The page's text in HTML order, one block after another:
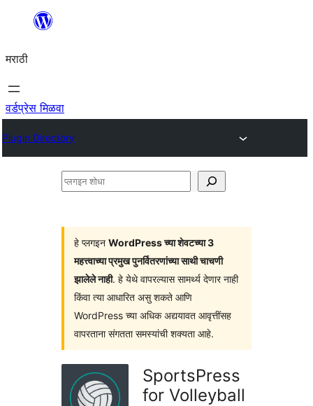
सामुग्रीवर
मराठी
वर्डप्रेस मिळवा
Plugin Directory
प्लगइन
हे प्लगइन WordPress च्या शेवटच्या 3
महत्त्वाच्या प्रमुख पुनर्वितरणांच्या साथी चाचणी
झालेले नाही. हे येथे वापरल्यास सामर्थ्य देणार नाही
किंवा त्या आधारित असु शकते आणि
WordPress च्या अधिक अद्ययावत आवृत्तींसह
वापरताना संगतता समस्यांची शक्यता आहे.
SportsPress
for Volleyball